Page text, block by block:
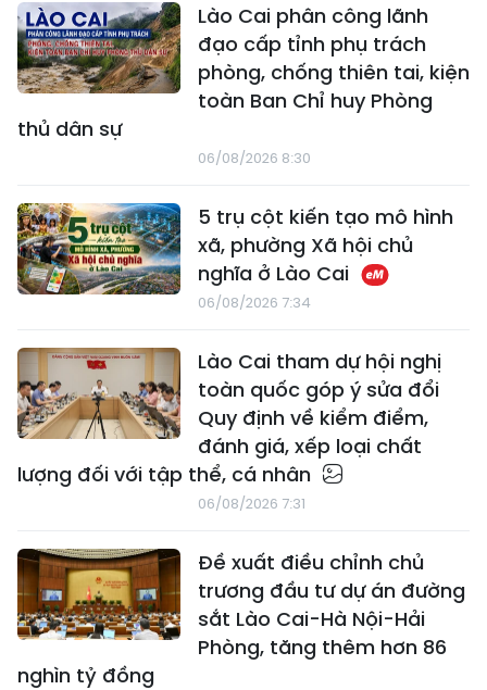
Lào Cai phân công lãnh
đạo cấp tỉnh phụ trách
phòng, chống thiên tai, kiện
toàn Ban Chỉ huy Phòng
thủ dân sự
06/08/2026 8:30
5 trụ cột kiến tạo mô hình
xã, phường Xã hội chủ
nghĩa ở Lào Cai
06/08/2026 7:34
Lào Cai tham dự hội nghị
toàn quốc góp ý sửa đổi
Quy định về kiểm điểm,
đánh giá, xếp loại chất
lượng đối với tập thể, cá nhân
06/08/2026 7:31
Đề xuất điều chỉnh chủ
trương đầu tư dự án đường
sắt Lào Cai-Hà Nội-Hải
Phòng, tăng thêm hơn 86
nghìn tỷ đồng